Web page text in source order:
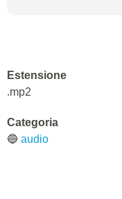
Estensione
.mp2
Categoria
🔵 audio